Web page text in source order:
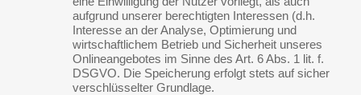
aufgrund unserer berechtigten Interessen (d.h.
Interesse an der Analyse, Optimierung und
wirtschaftlichem Betrieb und Sicherheit unseres
Onlineangebotes im Sinne des Art. 6 Abs. 1 lit. f.
DSGVO. Die Speicherung erfolgt stets auf sicher
verschlüsselter Grundlage.